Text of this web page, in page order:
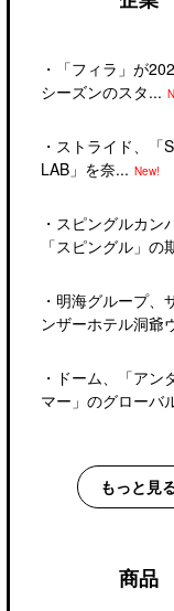
・
「フィラ」が
シーズンのスタ...
・ ストライド、「
LAB」を奈... New!
・ スピングルカン
「スピングル」の
・ 明海グループ、
ンザーホテル洞爺
・ ドーム、「アン
マー」のグローバ
もっと見
商品